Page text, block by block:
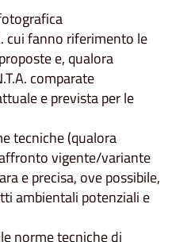
cui fanno riferimento le
e, qualora
comparate
e prevista per le
tecniche (qualora
vigente/variante
e precisa, ove possibile,
ambientali potenziali e
norme tecniche di